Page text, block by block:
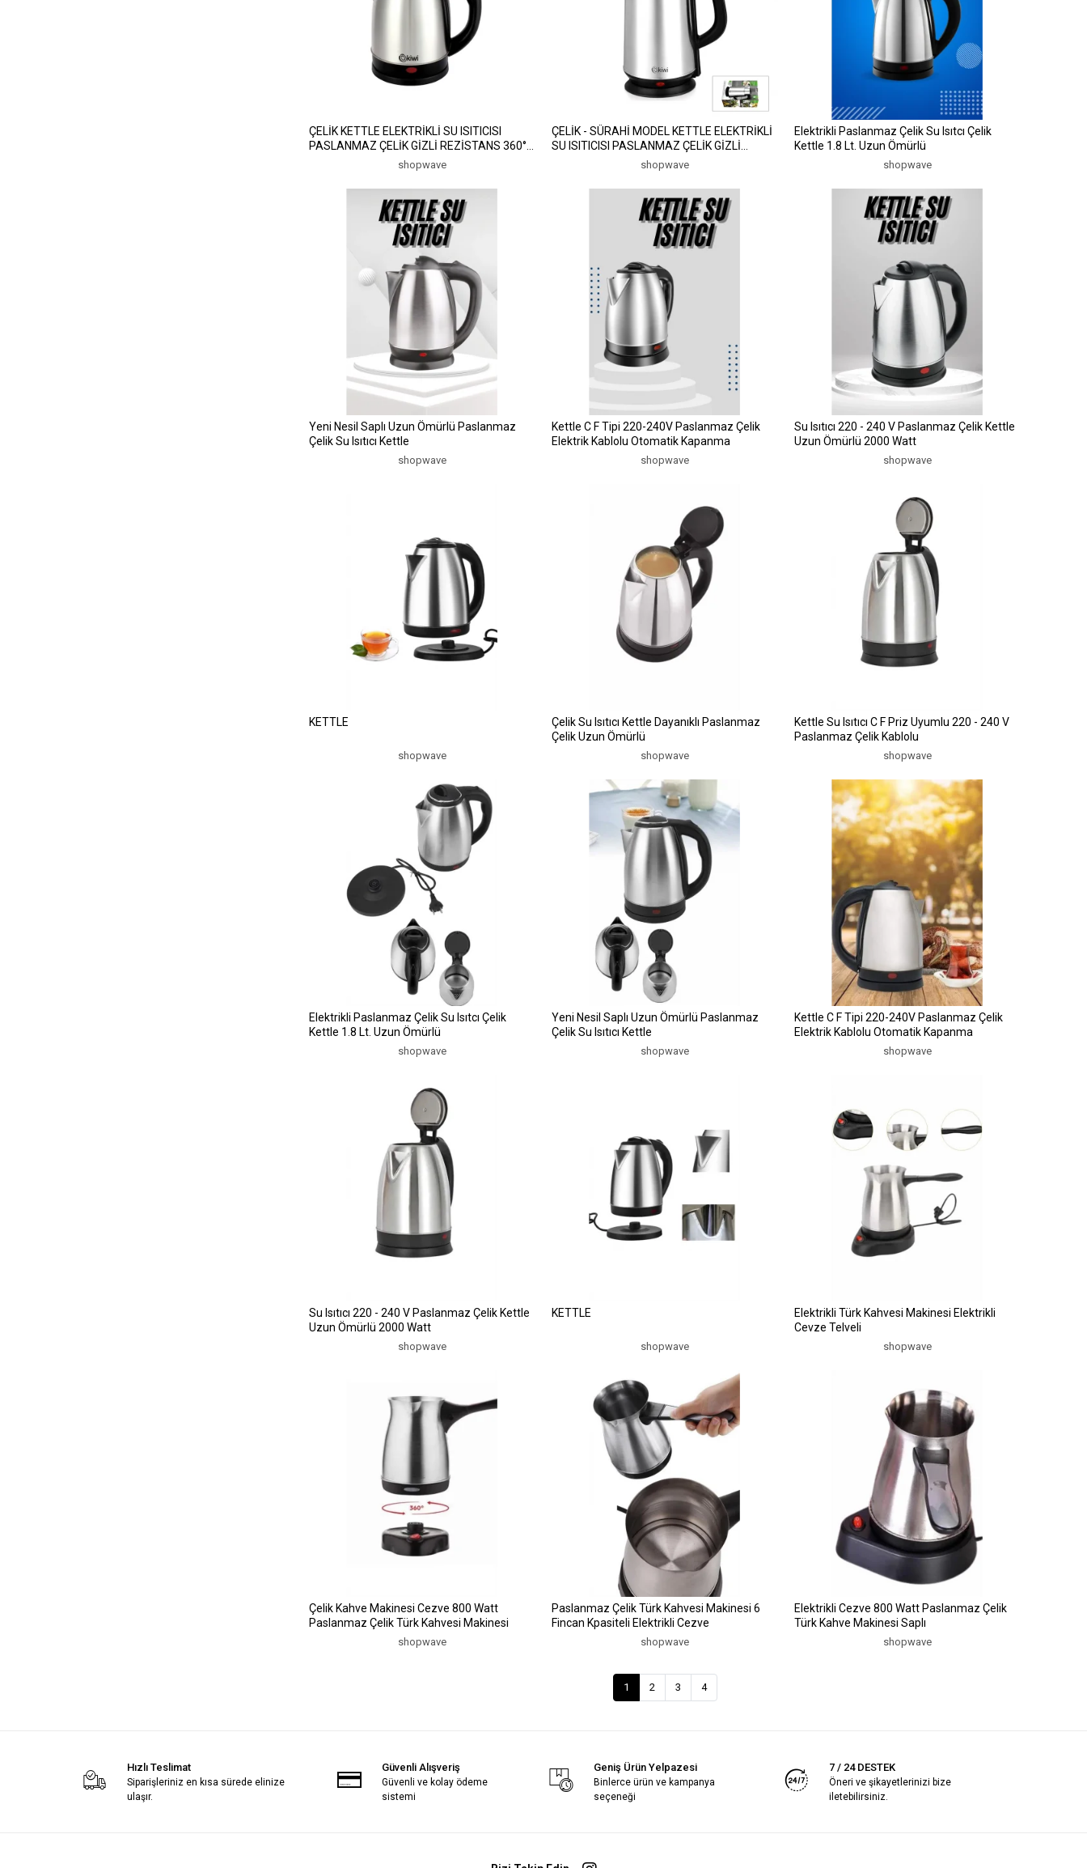
ÇELİK KETTLE ELEKTRİKLİ SU ISITICISI
PASLANMAZ ÇELİK GİZLİ REZİSTANS 360°
1.8LT 1500W KK-3331 (5047)
shopwave
ÇELİK - SÜRAHİ MODEL KETTLE ELEKTRİKLİ
SU ISITICISI PASLANMAZ ÇELİK GİZLİ
REZİSTANS 360° 2.2LT 1500W KK-3334
shopwave
Elektrikli Paslanmaz Çelik Su Isıtcı Çelik
Kettle 1.8 Lt. Uzun Ömürlü
shopwave
Yeni Nesil Saplı Uzun Ömürlü Paslanmaz
Çelik Su Isıtıcı Kettle
shopwave
Kettle C F Tipi 220-240V Paslanmaz Çelik
Elektrik Kablolu Otomatik Kapanma
shopwave
Su Isıtıcı 220 - 240 V Paslanmaz Çelik Kettle
Uzun Ömürlü 2000 Watt
shopwave
KETTLE
shopwave
Çelik Su Isıtıcı Kettle Dayanıklı Paslanmaz
Çelik Uzun Ömürlü
shopwave
Kettle Su Isıtıcı C F Priz Uyumlu 220 - 240 V
Paslanmaz Çelik Kablolu
shopwave
Elektrikli Paslanmaz Çelik Su Isıtcı Çelik
Kettle 1.8 Lt. Uzun Ömürlü
shopwave
Yeni Nesil Saplı Uzun Ömürlü Paslanmaz
Çelik Su Isıtıcı Kettle
shopwave
Kettle C F Tipi 220-240V Paslanmaz Çelik
Elektrik Kablolu Otomatik Kapanma
shopwave
Su Isıtıcı 220 - 240 V Paslanmaz Çelik Kettle
Uzun Ömürlü 2000 Watt
shopwave
KETTLE
shopwave
Elektrikli Türk Kahvesi Makinesi Elektrikli
Cevze Telveli
shopwave
Çelik Kahve Makinesi Cezve 800 Watt
Paslanmaz Çelik Türk Kahvesi Makinesi
shopwave
Paslanmaz Çelik Türk Kahvesi Makinesi 6
Fincan Kpasiteli Elektrikli Cezve
shopwave
Elektrikli Cezve 800 Watt Paslanmaz Çelik
Türk Kahve Makinesi Saplı
shopwave
1 2 3 4
Hızlı Teslimat
Siparişleriniz en kısa sürede elinize
ulaşır.
Güvenli Alışveriş
Güvenli ve kolay ödeme
sistemi
Geniş Ürün Yelpazesi
Binlerce ürün ve kampanya
seçeneği
7 / 24 DESTEK
Öneri ve şikayetlerinizi bize
iletebilirsiniz.